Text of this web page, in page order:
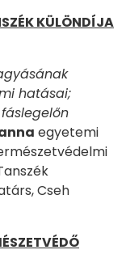
KÜLÖNDÍJA
hatásai;
egyetemi
Cseh